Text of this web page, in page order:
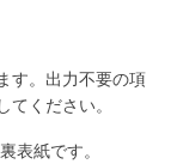
す。出力不要の項
ください。
表紙です。